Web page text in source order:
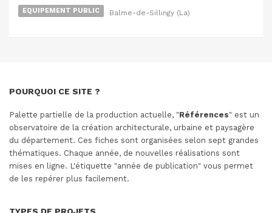
EQUIPEMENT PUBLIC Balme-de-Sillingy (La)
POURQUOI CE SITE ?
Palette partielle de la production actuelle, "Références" est un
observatoire de la création architecturale, urbaine et paysagère
du département. Ces fiches sont organisées selon sept grandes
thématiques. Chaque année, de nouvelles réalisations sont
mises en ligne. L'étiquette "année de publication" vous permet
de les repérer plus facilement.